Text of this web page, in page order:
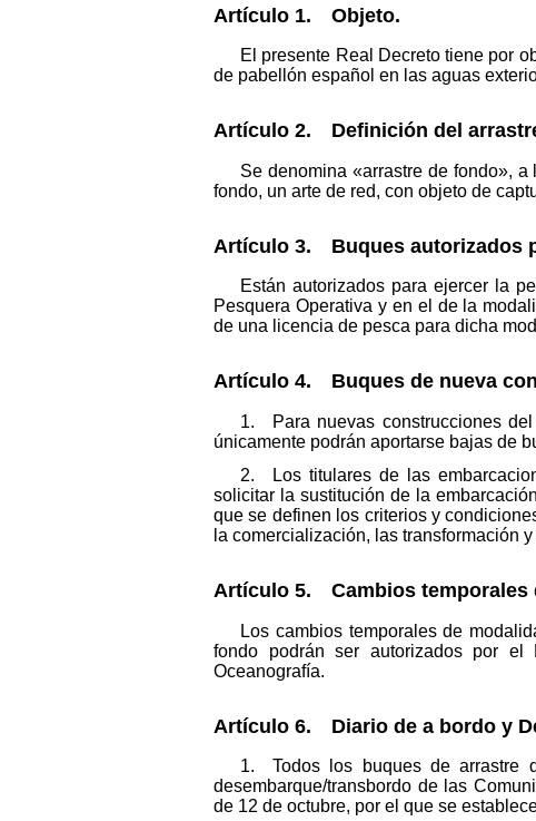
Artículo 1. Objeto.
El presente Real Decreto tiene por
de pabellón español en las aguas
Artículo 2. Definición del
Se denomina «arrastre de fondo»,
fondo, un arte de red, con objeto de
Artículo 3. Buques autorizados
Están autorizados para ejercer la
Pesquera Operativa y en el de la
de una licencia de pesca para dicha
Artículo 4. Buques de nueva
1. Para nuevas construcciones
únicamente podrán aportarse bajas de
2. Los titulares de las
solicitar la sustitución de la
que se definen los criterios y
la comercialización, las transformación
Artículo 5. Cambios temporales
Los cambios temporales de
fondo podrán ser autorizados por el
Oceanografía.
Artículo 6. Diario de a bordo y
1. Todos los buques de arrastre
desembarque/transbordo de las
de 12 de octubre, por el que se